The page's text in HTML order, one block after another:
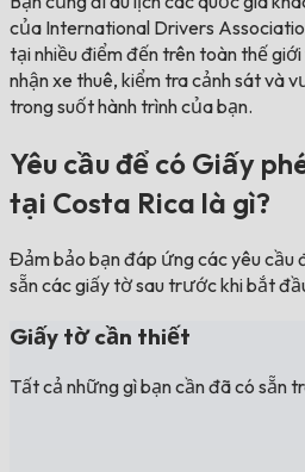
của International Drivers
tại nhiều điểm đến trên toàn thế
nhận xe thuê, kiểm tra cảnh sát và
trong suốt hành trình của bạn.
Yêu cầu để có Giấy
tại Costa Rica là gì?
Đảm bảo bạn đáp ứng các yêu cầu
sẵn các giấy tờ sau trước khi bắt
Giấy tờ cần thiết
Tất cả những gì bạn cần đã có sẵn